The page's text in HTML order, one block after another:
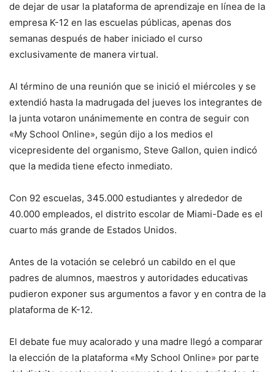
de dejar de usar la plataforma de aprendizaje en línea de la
empresa K-12 en las escuelas públicas, apenas dos
semanas después de haber iniciado el curso
exclusivamente de manera virtual.
Al término de una reunión que se inició el miércoles y se
extendió hasta la madrugada del jueves los integrantes de
la junta votaron unánimemente en contra de seguir con
«My School Online», según dijo a los medios el
vicepresidente del organismo, Steve Gallon, quien indicó
que la medida tiene efecto inmediato.
Con 92 escuelas, 345.000 estudiantes y alrededor de
40.000 empleados, el distrito escolar de Miami-Dade es el
cuarto más grande de Estados Unidos.
Antes de la votación se celebró un cabildo en el que
padres de alumnos, maestros y autoridades educativas
pudieron exponer sus argumentos a favor y en contra de la
plataforma de K-12.
El debate fue muy acalorado y una madre llegó a comparar
la elección de la plataforma «My School Online» por parte